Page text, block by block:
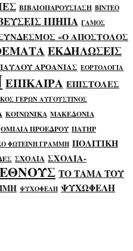
ΒΙΒΛΙΟΠΑΡΟΥΣΙΑΣΗ ΒΙΝΤΕΟ
ΙΠΗΠΑ ΓΑΜΟΣ
«Ο ΑΠΟΣΤΟΛΟΣ
ΕΚΔΗΛΩΣΕΙΣ
ΑΡΟΑΝΙΑΣ ΕΟΡΤΟΛΟΓΙΑ
ΕΠΙΚΑΙΡΑ ΕΠΙΣΤΟΛΕΣ
ΓΕΡΩΝ ΑΥΓΟΥΣΤΙΝΟΣ
ΚΟΙΝΩΝΙΚΑ ΜΑΚΕΔΟΝΙΑ
ΟΜΙΛΙΑ ΠΡΟΕΔΡΟΥ ΠΑΤΗΡ
ΦΩΤΕΙΝΗ ΓΡΑΜΜΗ ΠΟΛΙΤΙΚΗ
ΣΧΟΛΙΑ ΣΧΟΛΙΑ-
ΤΟ ΤΑΜΑ ΤΟΥ
ΨΥΧΟΦΕΛΗ ΨΥΧΩΦΕΛΗ